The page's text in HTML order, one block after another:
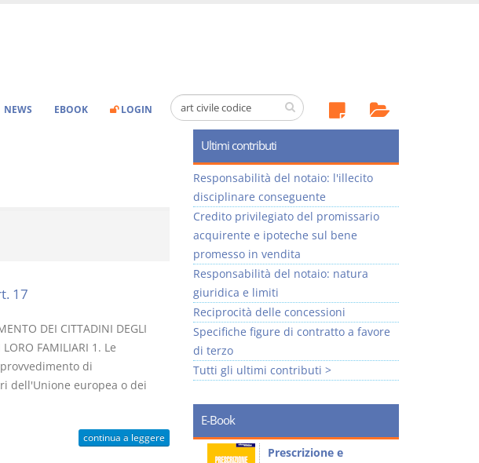
NEWS EBOOK LOGIN
17
DEI CITTADINI DEGLI
FAMILIARI 1. Le
di
dell'Unione europea o dei
continua a leggere
Ultimi contributi
Responsabilità del notaio: l'illecito
disciplinare conseguente
Credito privilegiato del promissario
acquirente e ipoteche sul bene
promesso in vendita
Responsabilità del notaio: natura
giuridica e limiti
Reciprocità delle concessioni
Specifiche figure di contratto a favore
di terzo
Tutti gli ultimi contributi >
E-Book
Prescrizione e